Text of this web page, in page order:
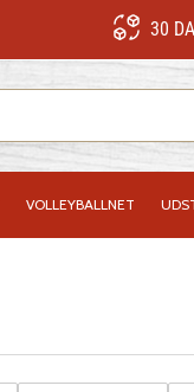
30
VOLLEYBALLNET